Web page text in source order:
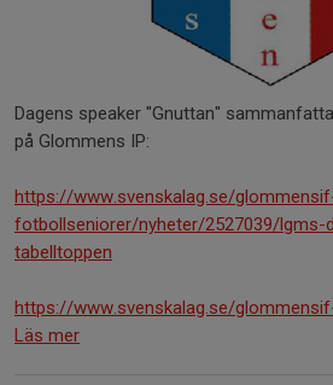
Dagens speaker "Gnuttan"
på Glommens IP:
https://www.svenskalag.se/
fotbollseniorer/nyheter/2527039/lgms-
tabelltoppen
https://www.svenskalag.se/glommensif-
Läs mer